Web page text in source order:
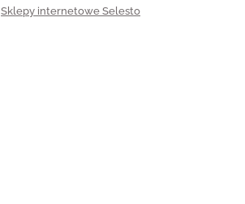
Sklepy internetowe Selesto